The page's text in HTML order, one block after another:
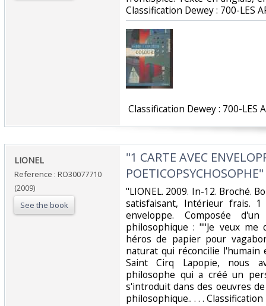
Classification Dewey : 700-LES
Classification Dewey : 700-LES
‎LIONEL‎
Reference : RO30077710
(2009)
See the book
‎"1 CARTE AVEC
POETICOPSYCHOSOPHE"‎
‎"LIONEL. 2009. In-12. Broché.
satisfaisant, Intérieur frais.
enveloppe. Composée
philosophique : ""Je veux
héros de papier pour
naturat qui réconcilie l'humain
Saint Cirq Lapopie, nous
philosophe qui a créé un
s'introduit dans des oeuvres
philosophique.. . . . Classification